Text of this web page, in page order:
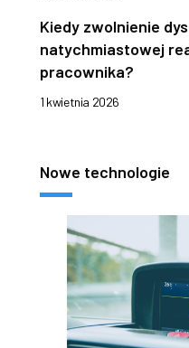
Kiedy zwolnienie
natychmiastowej
pracownika?
1 kwietnia 2026
Nowe technologie